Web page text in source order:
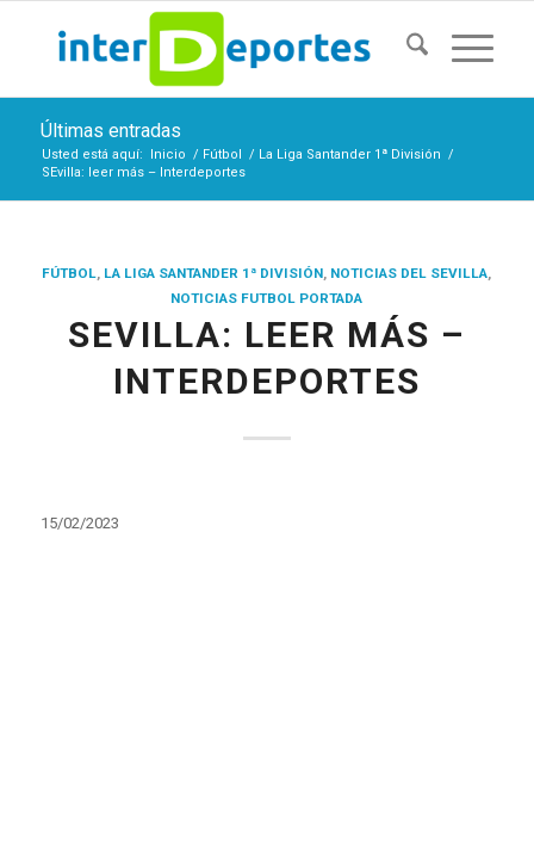
Últimas entradas
Usted está aquí: Inicio / Fútbol / La Liga Santander 1ª División /
SEvilla: leer más – Interdeportes
FÚTBOL, LA LIGA SANTANDER 1ª DIVISIÓN, NOTICIAS DEL SEVILLA,
NOTICIAS FUTBOL PORTADA
SEVILLA: LEER MÁS –
INTERDEPORTES
15/02/2023